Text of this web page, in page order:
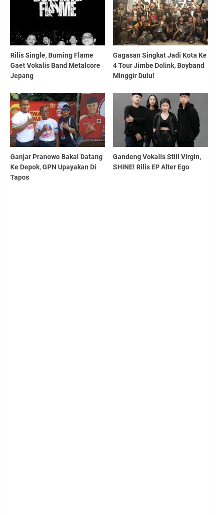
Rilis Single, Burning Flame
Gaet Vokalis Band Metalcore
Jepang
Gagasan Singkat Jadi Kota Ke
4 Tour Jimbe Dolink, Boyband
Minggir Dulu!
Ganjar Pranowo Bakal Datang
Ke Depok, GPN Upayakan Di
Tapos
Gandeng Vokalis Still Virgin,
SHINE! Rilis EP Alter Ego